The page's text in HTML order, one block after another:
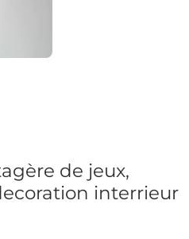
de jeux,
interrieur